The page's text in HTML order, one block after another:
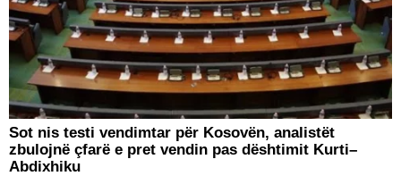
Sot nis testi vendimtar për Kosovën, analistët
zbulojnë çfarë e pret vendin pas dështimit Kurti–
Abdixhiku